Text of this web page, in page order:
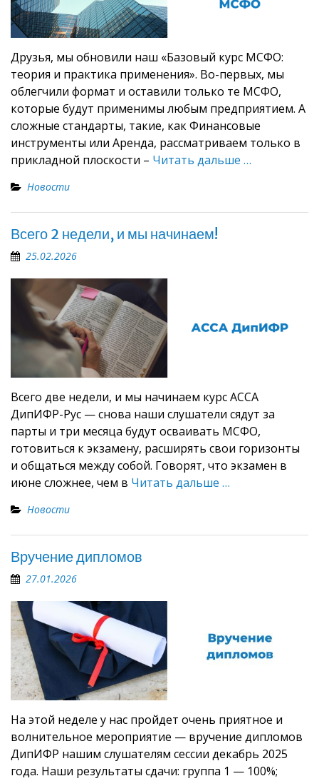
Друзья, мы обновили наш «Базовый курс МСФО:
теория и практика применения». Во-первых, мы
облегчили формат и оставили только те МСФО,
которые будут применимы любым предприятием. А
сложные стандарты, такие, как Финансовые
инструменты или Аренда, рассматриваем только в
прикладной плоскости – Читать дальше …
Новости
Всего 2 недели, и мы начинаем!
25.02.2026
Всего две недели, и мы начинаем курс АССА
ДипИФР-Рус — снова наши слушатели сядут за
парты и три месяца будут осваивать МСФО,
готовиться к экзамену, расширять свои горизонты
и общаться между собой. Говорят, что экзамен в
июне сложнее, чем в Читать дальше …
Новости
Вручение дипломов
27.01.2026
На этой неделе у нас пройдет очень приятное и
волнительное мероприятие — вручение дипломов
ДипИФР нашим слушателям сессии декабрь 2025
года. Наши результаты сдачи: группа 1 — 100%;